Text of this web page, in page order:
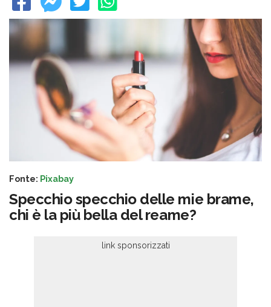
Fonte: Pixabay
Specchio specchio delle mie brame,
chi è la più bella del reame?